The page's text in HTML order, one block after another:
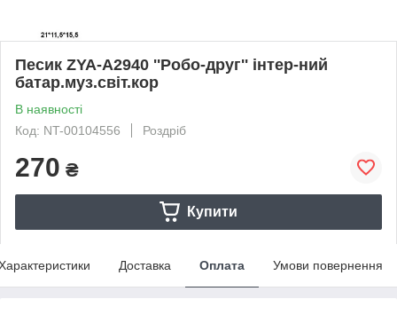
Песик ZYA-A2940 ''Робо-друг'' інтер-ний
батар.муз.світ.кор
В наявності
Код: NT-00104556
Роздріб
270 ₴
Купити
Доставка Оплата Умови повернення